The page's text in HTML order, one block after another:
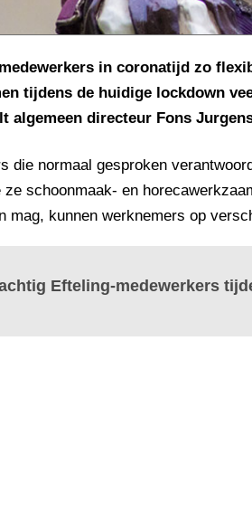
in coronatijd zo
tijdens de huidige lockdown
algemeen directeur Fons
die normaal gesproken
ze schoonmaak- en
mag, kunnen werknemers op
Efteling-medewerkers